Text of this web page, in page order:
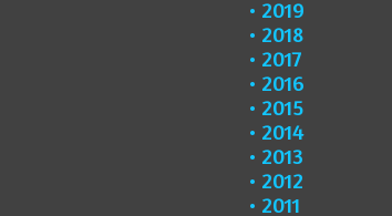
2019
2018
2017
2016
2015
2014
2013
2012
2011